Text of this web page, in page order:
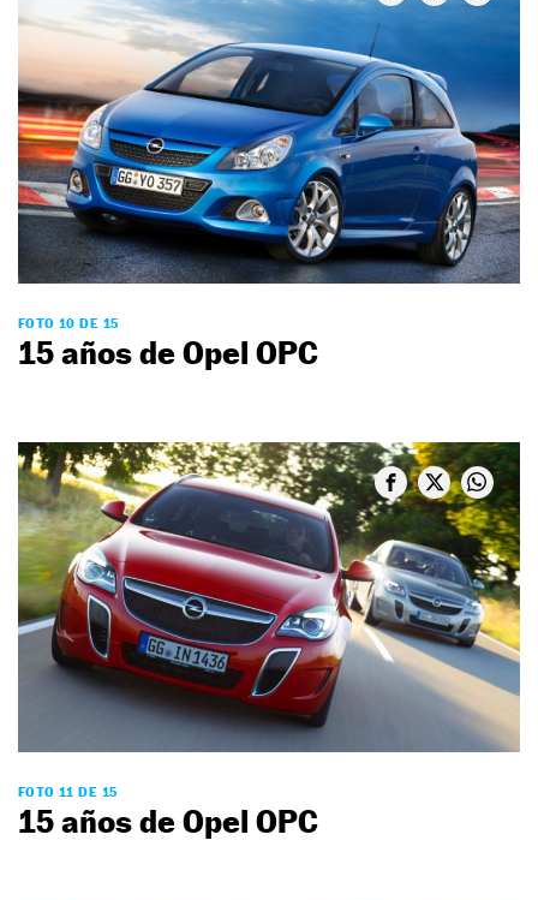
FOTO 10 DE 15
15 años de Opel OPC
FOTO 11 DE 15
15 años de Opel OPC